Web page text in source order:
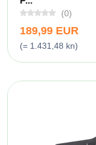
(0)
189,99 EUR
(= 1.431,48 kn)